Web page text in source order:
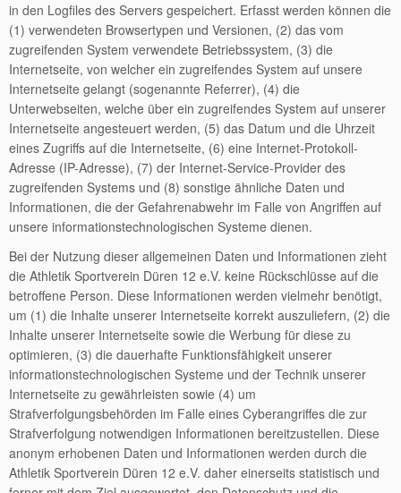
in den Logfiles des Servers gespeichert. Erfasst werden können die
(1) verwendeten Browsertypen und Versionen, (2) das vom
zugreifenden System verwendete Betriebssystem, (3) die
Internetseite, von welcher ein zugreifendes System auf unsere
Internetseite gelangt (sogenannte Referrer), (4) die
Unterwebseiten, welche über ein zugreifendes System auf unserer
Internetseite angesteuert werden, (5) das Datum und die Uhrzeit
eines Zugriffs auf die Internetseite, (6) eine Internet-Protokoll-
Adresse (IP-Adresse), (7) der Internet-Service-Provider des
zugreifenden Systems und (8) sonstige ähnliche Daten und
Informationen, die der Gefahrenabwehr im Falle von Angriffen auf
unsere informationstechnologischen Systeme dienen.
Bei der Nutzung dieser allgemeinen Daten und Informationen zieht
die Athletik Sportverein Düren 12 e.V. keine Rückschlüsse auf die
betroffene Person. Diese Informationen werden vielmehr benötigt,
um (1) die Inhalte unserer Internetseite korrekt auszuliefern, (2) die
Inhalte unserer Internetseite sowie die Werbung für diese zu
optimieren, (3) die dauerhafte Funktionsfähigkeit unserer
informationstechnologischen Systeme und der Technik unserer
Internetseite zu gewährleisten sowie (4) um
Strafverfolgungsbehörden im Falle eines Cyberangriffes die zur
Strafverfolgung notwendigen Informationen bereitzustellen. Diese
anonym erhobenen Daten und Informationen werden durch die
Athletik Sportverein Düren 12 e.V. daher einerseits statistisch und